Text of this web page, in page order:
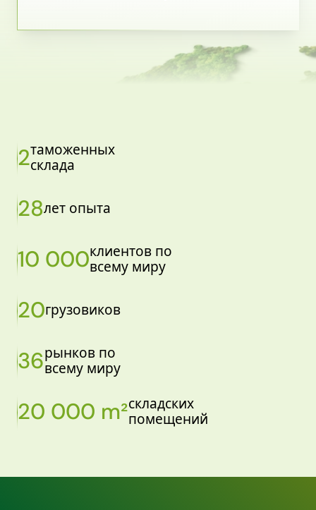
2таможенных
склада
28лет опыта
10 000клиентов по
всему миру
20грузовиков
36рынков по
всему миру
20 000 m²складских
помещений